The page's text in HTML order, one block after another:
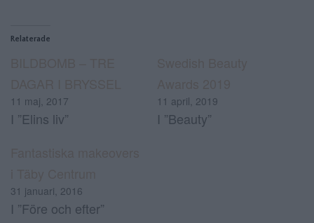
Relaterade
11 maj, 2017
I ”Elins liv”
11 april, 2019
I ”Beauty”
31 januari, 2016
I ”Före och efter”